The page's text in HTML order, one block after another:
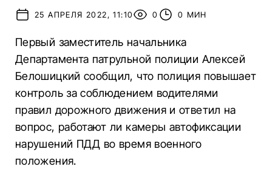
25 АПРЕЛЯ 2022, 11:10 0 0 МИН
Первый заместитель начальника
Департамента патрульной полиции Алексей
Белошицкий сообщил, что полиция повышает
контроль за соблюдением водителями
правил дорожного движения и ответил на
вопрос, работают ли камеры автофиксации
нарушений ПДД во время военного
положения.